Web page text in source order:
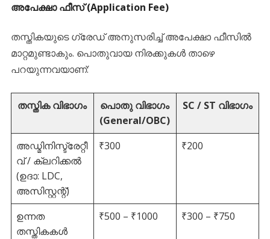
​അപേക്ഷാ ഫീസ് (Application Fee)
​തസ്തികയുടെ ഗ്രേഡ് അനുസരിച്ച് അപേക്ഷാ ഫീസിൽ
മാറ്റമുണ്ടാകും. പൊതുവായ നിരക്കുകൾ താഴെ
പറയുന്നവയാണ്:
തസ്തിക വിഭാഗം
പൊതു വിഭാഗം
(General/OBC)
SC / ST വിഭാഗം
അഡ്മിനിസ്ട്രേറ്റീ
വ് / ക്ലറിക്കൽ
(ഉദാ: LDC,
അസിസ്റ്റന്റ്)
₹300 ₹200
ഉന്നത
തസ്തികകൾ
₹500 – ₹1000 ₹300 – ₹750